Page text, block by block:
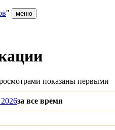
" меню
показаны первыми
за все время